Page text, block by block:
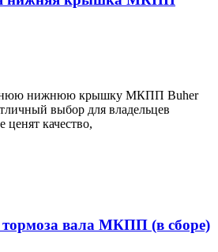
нижнюю крышку МКПП Buher
выбор для владельцев
ценят качество,
вала МКПП (в сборе)